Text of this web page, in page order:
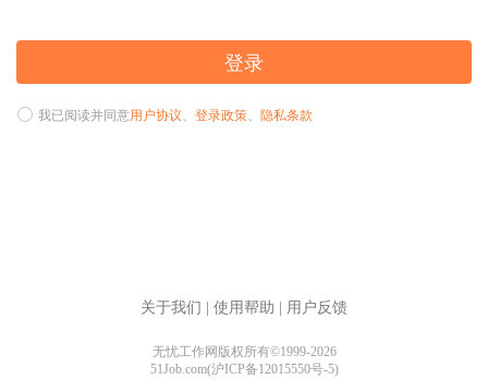
登录
我已阅读并同意用户协议、 登录政策、 隐私条款
关于我们 使用帮助 用户反馈
无忧工作网版权所有©1999-2026
51Job.com(沪ICP备12015550号-5)